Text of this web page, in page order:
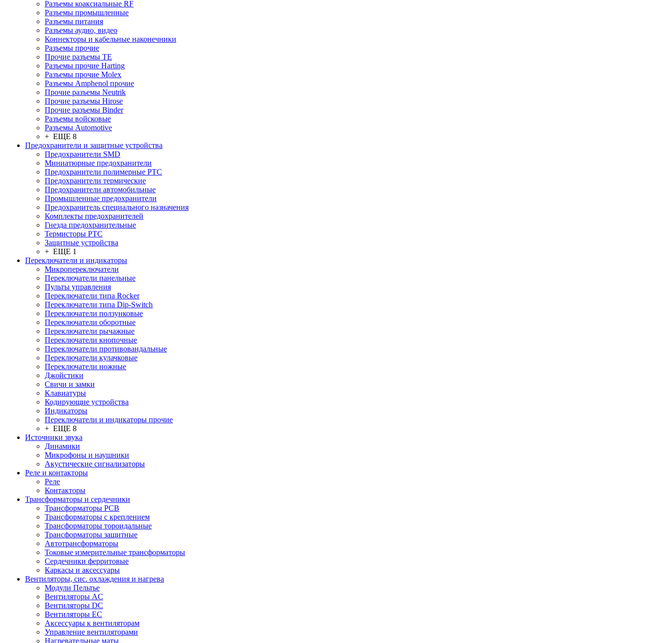
Разъeмы коаксиальные RF
Разъeмы промышленные
Разъeмы питания
Разъeмы аудио, видео
Коннекторы и кабельные наконечники
Разъeмы прочие
Прочие разъемы TE
Разъемы прочие Harting
Разъемы прочие Molex
Разъемы Amphenol прочие
Прочие разъемы Neutrik
Прочие разъемы Hirose
Прочие разъемы Binder
Разъемы войсковые
Разъeмы Automotive
+ ЕЩЕ 8
Предохранители и защитные устройства
Предохранители SMD
Миниатюрные предохранители
Предохранители полимерные PTC
Предохранители термические
Предохранители автомобильные
Промышленные предохранители
Предохранитель специального назначения
Комплекты предохранителей
Гнезда предохранительные
Термисторы PTC
Защитные устройства
+ ЕЩЕ 1
Переключатели и индикаторы
Микропереключатели
Переключатели панельные
Пульты управления
Переключатели типа Rocker
Переключатели типа Dip-Switch
Переключатели ползунковые
Переключатели оборотные
Переключатели рычажные
Переключатели кнопочные
Переключатели противовандальные
Переключатели кулачковые
Переключатели ножные
Джойстики
Свичи и замки
Клавиатуры
Кодирующие устройства
Индикаторы
Переключатели и индикаторы прочие
+ ЕЩЕ 8
Источники звука
Динамики
Микрофоны и наушники
Акустические сигнализаторы
Реле и контакторы
Реле
Контакторы
Трансформаторы и сердечники
Трансформаторы PCB
Трансформаторы с креплением
Трансформаторы тороидальные
Трансформаторы защитные
Автотрансформаторы
Токовые измерительные трансформаторы
Сердечники ферритовые
Каркасы и аксессуары
Вентиляторы, сис. охлаждения и нагрева
Модули Пельтье
Вентиляторы AC
Вентиляторы DC
Вентиляторы EC
Аксессуары к вентиляторам
Управление вентиляторами
Нагревательные маты